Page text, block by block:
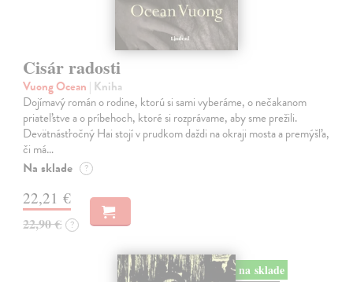
Cisár radosti
Vuong Ocean | Kniha
Dojímavý román o rodine, ktorú si sami vyberáme, o nečakanom
priateľstve a o príbehoch, ktoré si rozprávame, aby sme prežili.
Devätnásťročný Hai stojí v prudkom daždi na okraji mosta a premýšľa,
či má…
Na sklade ?
22,21 €
22,90 € ?
na sklade